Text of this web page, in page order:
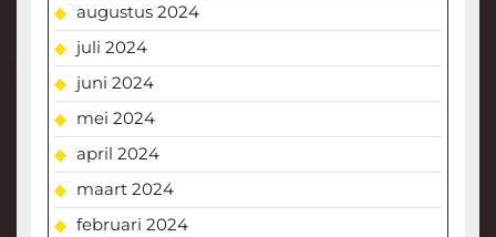
augustus 2024
juli 2024
juni 2024
mei 2024
april 2024
maart 2024
februari 2024